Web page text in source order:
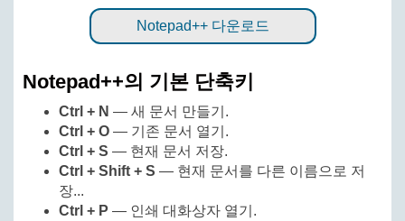
Notepad++ 다운로드
Notepad++의 기본 단축키
Ctrl + N — 새 문서 만들기.
Ctrl + O — 기존 문서 열기.
Ctrl + S — 현재 문서 저장.
Ctrl + Shift + S — 현재 문서를 다른 이름으로 저
장...
Ctrl + P — 인쇄 대화상자 열기.